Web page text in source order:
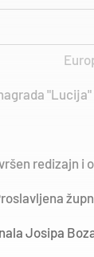
redizajn i
Josipa